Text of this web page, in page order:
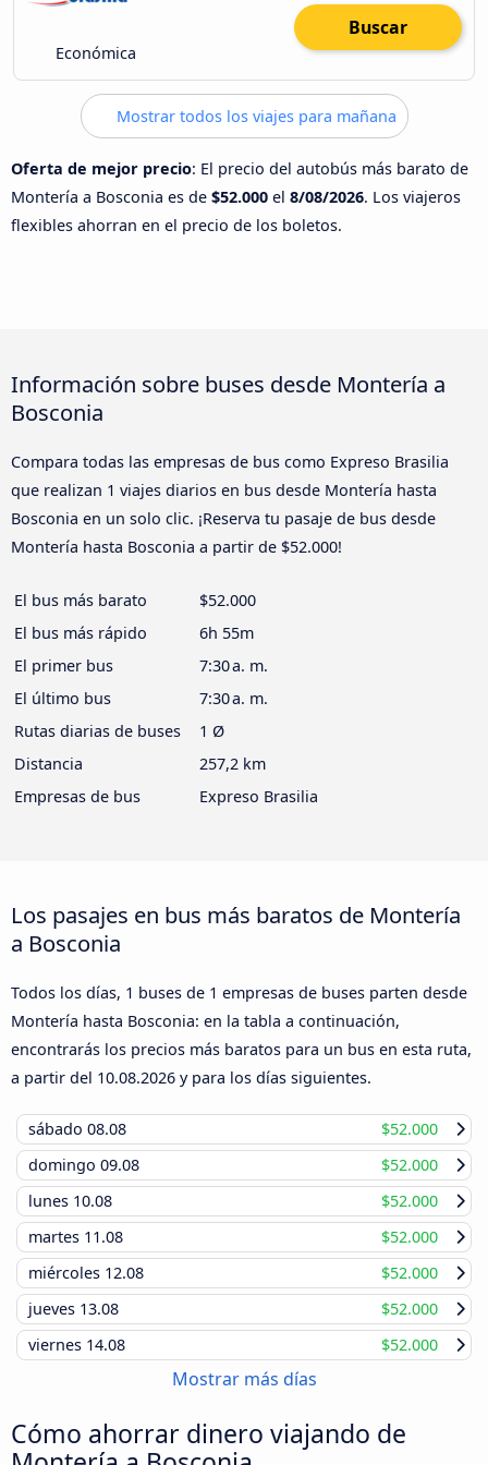
Económica
Buscar
Mostrar todos los viajes para mañana
Oferta de mejor precio: El precio del autobús más barato de
Montería a Bosconia es de $52.000 el 8/08/2026. Los viajeros
flexibles ahorran en el precio de los boletos.
Información sobre buses desde Montería a
Bosconia
Compara todas las empresas de bus como Expreso Brasilia
que realizan 1 viajes diarios en bus desde Montería hasta
Bosconia en un solo clic. ¡Reserva tu pasaje de bus desde
Montería hasta Bosconia a partir de $52.000!
El bus más barato
$52.000
El bus más rápido
6h 55m
El primer bus
7:30 a. m.
El último bus
7:30 a. m.
Rutas diarias de buses
1 Ø
Distancia
257,2 km
Empresas de bus
Expreso Brasilia
Los pasajes en bus más baratos de Montería
a Bosconia
Todos los días, 1 buses de 1 empresas de buses parten desde
Montería hasta Bosconia: en la tabla a continuación,
encontrarás los precios más baratos para un bus en esta ruta,
a partir del 10.08.2026 y para los días siguientes.
sábado 08.08
$52.000
domingo 09.08
$52.000
lunes 10.08
$52.000
martes 11.08
$52.000
miércoles 12.08
$52.000
jueves 13.08
$52.000
viernes 14.08 $52.000
Mostrar más días
Cómo ahorrar dinero viajando de